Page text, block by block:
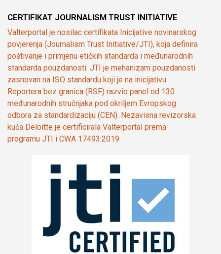
CERTIFIKAT JOURNALISM TRUST INITIATIVE
Valterportal je nosilac certifikata Inicijative novinarskog
povjerenja (Journalism Trust Initiative/JTI), koja definira
poštivanje i primjenu etičkih standarda i međunarodnih
standarda pouzdanosti. JTI je mehanizam pouzdanosti
zasnovan na ISO standardu koji je na inicijativu
Reportera bez granica (RSF) razvio panel od 130
međunarodnih stručnjaka pod okriljem Evropskog
odbora za standardizaciju (CEN). Nezavisna revizorska
kuća Deloitte je certificirala Valterportal prema
programu JTI i CWA 17493:2019.